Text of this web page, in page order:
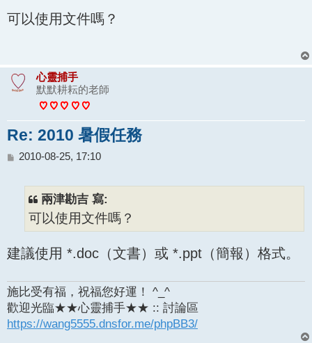
可以使用文件嗎？
心靈捕手
默默耕耘的老師
Re: 2010 暑假任務
文
2010-08-25, 17:10
兩津勘吉 寫:
可以使用文件嗎？
建議使用 *.doc（文書）或 *.ppt（簡報）格式。
施比受有福，祝福您好運！ ^_^
歡迎光臨★★心靈捕手★★ :: 討論區
https://wang5555.dnsfor.me/phpBB3/